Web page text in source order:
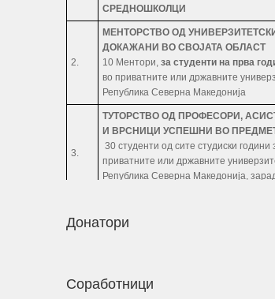
СРЕДНОШКОЛЦИ
2.
МЕНТОРСТВО ОД
ДОКАЖАНИ ВО СВОЈАТА ОБЛАСТ
10 Ментори, за студенти на прва
во приватните или државните
Република Северна Македонија
3.
ТУТОРСТВО ОД ПРОФЕСОРИ,
И ВРСНИЦИ УСПЕШНИ ВО
30 студенти од сите студиски
приватните или државните
Република Северна Македонија,
СРЕДНОШКОЛЦИ
работната пракса
Донатори
Соработници